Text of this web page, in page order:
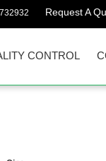
Request A
CONTROL